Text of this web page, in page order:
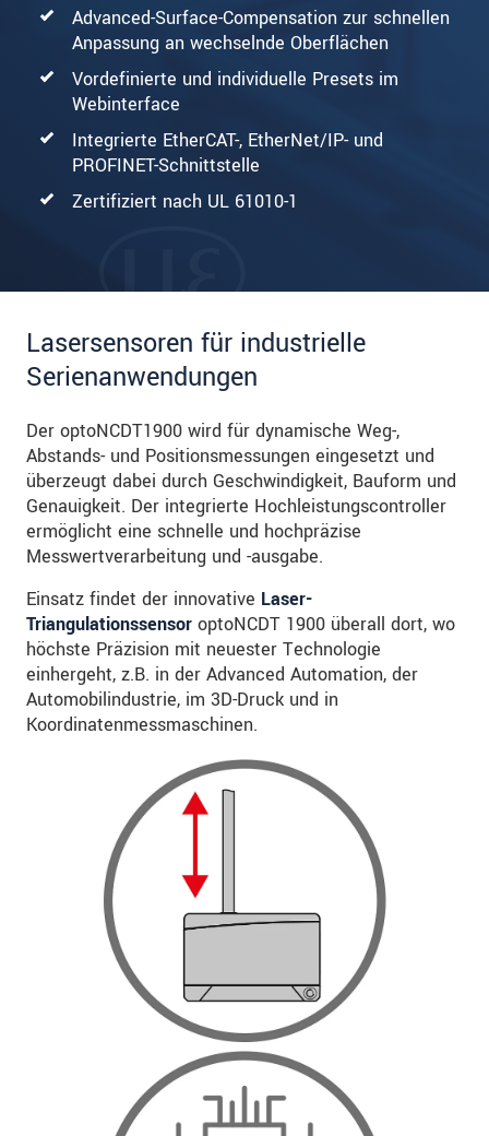
Advanced-Surface-Compensation zur schnellen
Anpassung an wechselnde Oberflächen
Vordefinierte und individuelle Presets im
Webinterface
Integrierte EtherCAT-, EtherNet/IP- und
PROFINET-Schnittstelle
Zertifiziert nach UL 61010-1
Lasersensoren für industrielle
Serienanwendungen
Der optoNCDT1900 wird für dynamische Weg-,
Abstands- und Positionsmessungen eingesetzt und
überzeugt dabei durch Geschwindigkeit, Bauform und
Genauigkeit. Der integrierte Hochleistungscontroller
ermöglicht eine schnelle und hochpräzise
Messwertverarbeitung und -ausgabe.
Einsatz findet der innovative Laser-
Triangulationssensor optoNCDT 1900 überall dort, wo
höchste Präzision mit neuester Technologie
einhergeht, z.B. in der Advanced Automation, der
Automobilindustrie, im 3D-Druck und in
Koordinatenmessmaschinen.